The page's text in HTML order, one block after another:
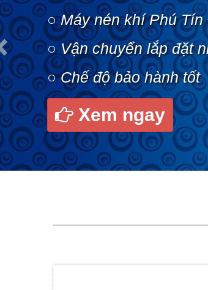
○ Máy nén khí Phú
○ Vận chuyển lắp đặt
○ Chế độ bảo hành tốt
Xem ngay